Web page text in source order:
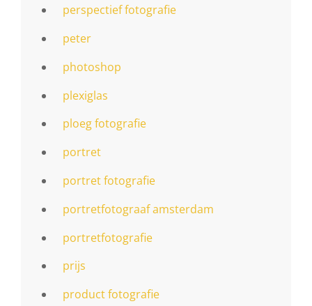
perspectief fotografie
peter
photoshop
plexiglas
ploeg fotografie
portret
portret fotografie
portretfotograaf amsterdam
portretfotografie
prijs
product fotografie